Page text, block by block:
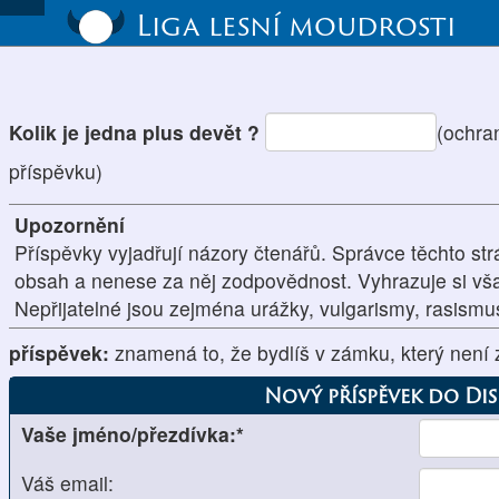
Liga lesní moudrosti
Kolik je jedna plus devět ?
příspěvku)
Upozornění
Příspěvky vyjadřují názory čtenářů. Správce těchto
obsah a nenese za něj zodpovědnost. Vyhrazuje si
Nepřijatelné jsou zejména urážky, vulgarismy,
příspěvek: znamená to, že bydlíš v zámku, který
Nový příspěvek do
Vaše jméno/přezdívka:*
Váš email: